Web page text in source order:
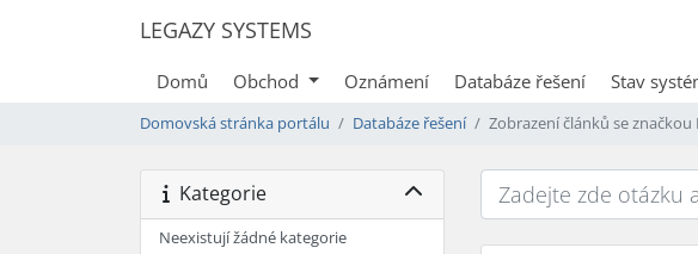
LEGAZY SYSTEMS
Domů Obchod Oznámení Databáze řešení Stav
Domovská stránka portálu Databáze řešení Zobrazení článků se značkou
Kategorie
Neexistují žádné kategorie